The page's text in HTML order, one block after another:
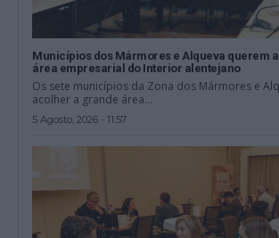
Municípios dos Mármores e Alqueva querem
área empresarial do Interior alentejano
Os sete municípios da Zona dos Mármores e
acolher a grande área...
5 Agosto, 2026 - 11:57